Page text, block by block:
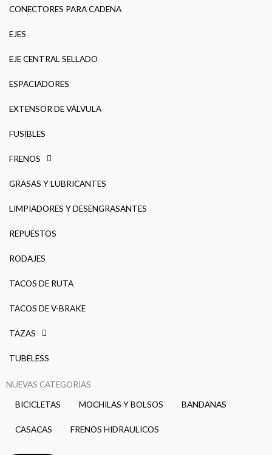
CONECTORES PARA CADENA
EJES
EJE CENTRAL SELLADO
ESPACIADORES
EXTENSOR DE VÁLVULA
FUSIBLES
FRENOS
GRASAS Y LUBRICANTES
LIMPIADORES Y DESENGRASANTES
REPUESTOS
RODAJES
TACOS DE RUTA
TACOS DE V-BRAKE
TAZAS
TUBELESS
NUEVAS CATEGORIAS
BICICLETAS
MOCHILAS Y BOLSOS BANDANAS
CASACAS FRENOS HIDRAULICOS